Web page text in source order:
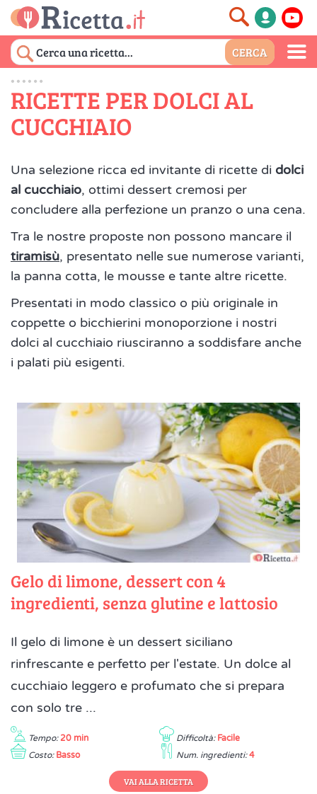
RICETTE PER DOLCI AL
CUCCHIAIO
Una selezione ricca ed invitante di ricette di dolci
al cucchiaio, ottimi dessert cremosi per
concludere alla perfezione un pranzo o una cena.
Tra le nostre proposte non possono mancare il
tiramisù, presentato nelle sue numerose varianti,
la panna cotta, le mousse e tante altre ricette.
Presentati in modo classico o più originale in
coppette o bicchierini monoporzione i nostri
dolci al cucchiaio riusciranno a soddisfare anche
i palati più esigenti.
Gelo di limone, dessert con 4
ingredienti, senza glutine e lattosio
Il gelo di limone è un dessert siciliano
rinfrescante e perfetto per l'estate. Un dolce al
cucchiaio leggero e profumato che si prepara
con solo tre ...
Tempo: 20 min Difficoltà: Facile
Costo: Basso Num. ingredienti: 4
VAI ALLA RICETTA